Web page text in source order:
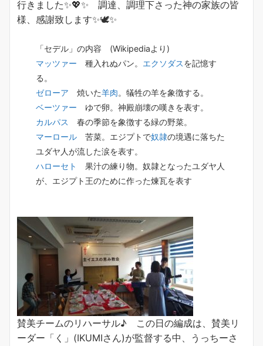
行きました✨💖✨ 調達、調理下さった神の家族の皆
様、感謝致します✨🕊✨
「セデル」の内容 (Wikipediaより)
マッツァー 種入れぬパン。 エクソダスを記憶す
る。
ゼローア 焼いた羊肉。犠牲の羊を象徴する。
ベーツァー ゆで卵。神殿崩壊の嘆きを表す。
カルパス
春の季節を象徴する緑の野菜。
マーロール 苦菜。エジプトで奴隷の境遇に落ちた
ユダヤ人が流した涙を表す。
ハローセト
果汁の練り物。奴隷となったユダヤ人
が、エジプト王のために作った煉瓦を表す
賛美チームのリハーサル♪ この日の編成は、賛美リ
ーダー「く」(IKUMIさん)が監督する中、うっちーさ